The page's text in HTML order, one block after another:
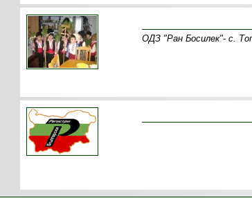
ОДЗ "Ран Босилек"- с.